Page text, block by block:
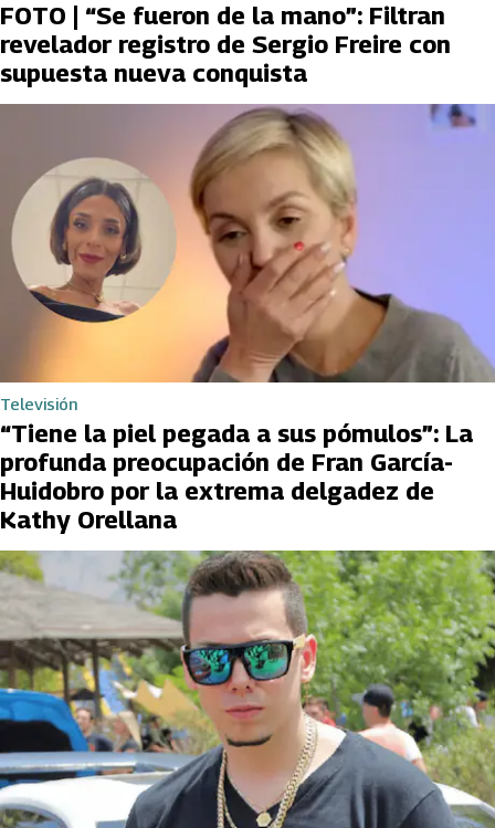
FOTO | “Se fueron de la mano”: Filtran
revelador registro de Sergio Freire con
supuesta nueva conquista
Televisión
“Tiene la piel pegada a sus pómulos”: La
profunda preocupación de Fran García-
Huidobro por la extrema delgadez de
Kathy Orellana